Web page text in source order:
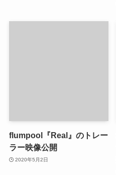
flumpool『Real』のトレー
ラー映像公開
2020年5月2日